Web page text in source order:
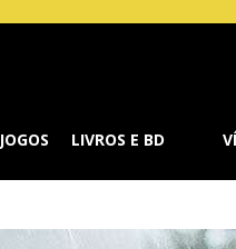
JOGOS LIVROS E BD